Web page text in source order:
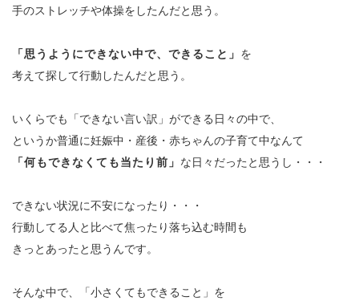
手のストレッチや体操をしたんだと思う。
「思うようにできない中で、できること」 を
考えて探して行動したんだと思う。
いくらでも「できない言い訳」ができる日々の中で、
というか普通に妊娠中・産後・赤ちゃんの子育て中なんて
「何もできなくても当たり前」 な日々だったと思うし・・・
できない状況に不安になったり・・・
行動してる人と比べて焦ったり落ち込む時間も
きっとあったと思うんです。
そんな中で、「小さくてもできること」を